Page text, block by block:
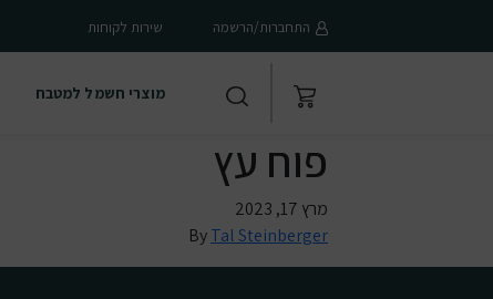
התחברות/הרשמה שירות לקוחות
מוצרי חשמל למטבח
פוח עץ
מרץ 17, 2023
ByTal Steinberger